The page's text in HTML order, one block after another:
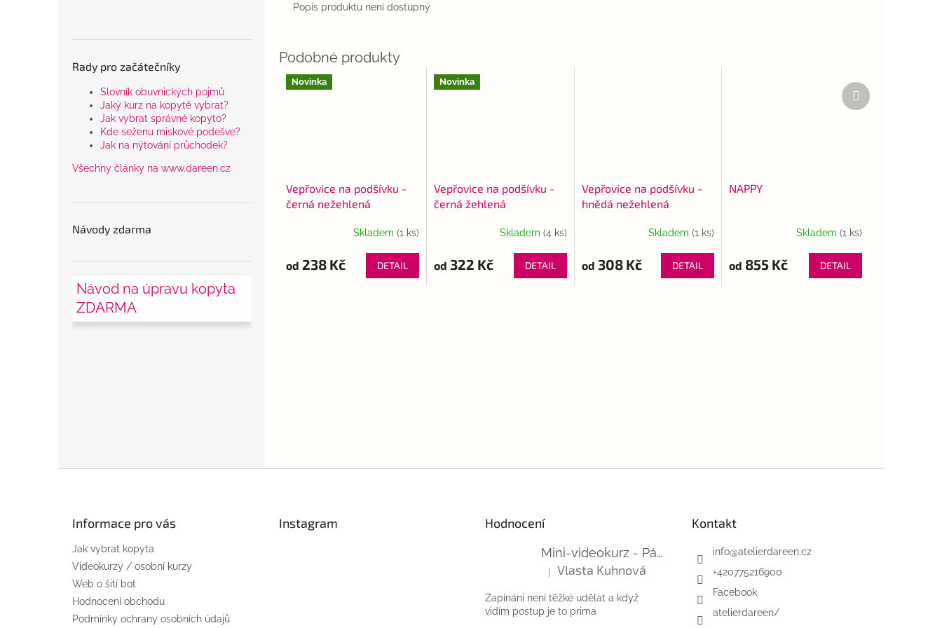
Rady pro začátečníky
Slovník obuvnických pojmů
Jaký kurz na kopytě vybrat?
Jak vybrat správné kopyto?
Kde seženu miskové podešve?
Jak na nýtování průchodek?
Všechny články na www.dareen.cz
Návody zdarma
Návod na úpravu kopyta
ZDARMA
Popis produktu není dostupný
Novinka
Vepřovice na podšívku -
černá nežehlená
Skladem (1 ks)
od 238 Kč DETAIL
Novinka
Vepřovice na podšívku -
černá žehlená
Skladem (4 ks)
od 322 Kč DETAIL
Vepřovice na podšívku -
hnědá nežehlená
Skladem(1 ks)
od 308 Kč DETAIL
NAPPY
Skladem (1 ks)
od 855 Kč DETAIL
Další
produkt
Informace pro vás
Jak vybrat kopyta
Videokurzy / osobní kurzy
Web o šití bot
Hodnocení obchodu
Podmínky ochrany osobních údajů
Instagram Hodnocení
Mini-videokurz - Pásky na suchý zip
Hodnocení produktu je 5 z 5 hvězdiček.
| Vlasta Kuhnová
Zapínání není těžké udělat a když
vidím postup je to prima
Kontakt
info@atelierdareen.cz
+420775216900
Facebook
atelierdareen/